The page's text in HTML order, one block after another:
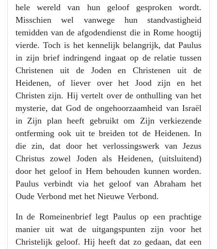
hele wereld van hun geloof gesproken wordt.
Misschien wel vanwege hun standvastigheid
temidden van de afgodendienst die in Rome hoogtij
vierde. Toch is het kennelijk belangrijk, dat Paulus
in zijn brief indringend ingaat op de relatie tussen
Christenen uit de Joden en Christenen uit de
Heidenen, of liever over het Jood zijn en het
Christen zijn. Hij vertelt over de onthulling van het
mysterie, dat God de ongehoorzaamheid van Israël
in Zijn plan heeft gebruikt om Zijn verkiezende
ontferming ook uit te breiden tot de Heidenen. In
die zin, dat door het verlossingswerk van Jezus
Christus zowel Joden als Heidenen, (uitsluitend)
door het geloof in Hem behouden kunnen worden.
Paulus verbindt via het geloof van Abraham het
Oude Verbond met het Nieuwe Verbond.
In de Romeinenbrief legt Paulus op een prachtige
manier uit wat de uitgangspunten zijn voor het
Christelijk geloof. Hij heeft dat zo gedaan, dat een